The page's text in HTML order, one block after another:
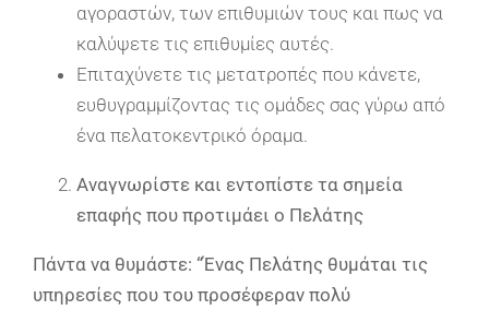
αγοραστών, των επιθυμιών τους και πως να
καλύψετε τις επιθυμίες αυτές.
Επιταχύνετε τις μετατροπές που κάνετε,
ευθυγραμμίζοντας τις ομάδες σας γύρω από
ένα πελατοκεντρικό όραμα.
Αναγνωρίστε και εντοπίστε τα σημεία
επαφής που προτιμάει ο Πελάτης
Πάντα να θυμάστε: “Ένας Πελάτης θυμάται τις
υπηρεσίες που του προσέφεραν πολύ